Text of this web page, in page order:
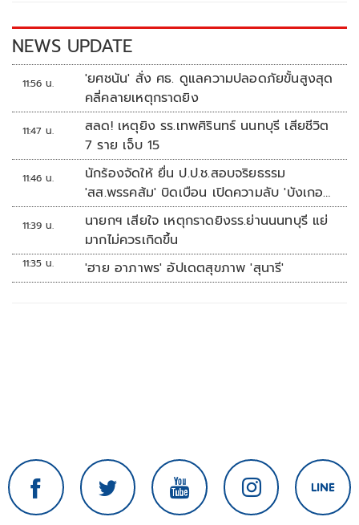
k k
NEWS UPDATE
11:56 น.
'ยศชนัน' สั่ง ศธ. ดูแลความปลอดภัยขั้นสูงสุด
คลี่คลายเหตุกราดยิง
11:47 น.
สลด! เหตุยิง รร.เทพศิรินทร์ นนทบุรี เสียชีวิต
7 ราย เจ็บ 15
11:46 น.
นักร้องจัดให้ ยื่น ป.ป.ช.สอบจริยธรรม
'สส.พรรคส้ม' บิดเบือน เปิดความลับ 'บังเกอร์
ทหาร'
11:39 น.
นายกฯ เสียใจ เหตุกราดยิงรร.ย่านนนทบุรี แย่
มากไม่ควรเกิดขึ้น
11:35 น. 'ฮาย อาภาพร' อัปเดตสุขภาพ 'สุนารี'